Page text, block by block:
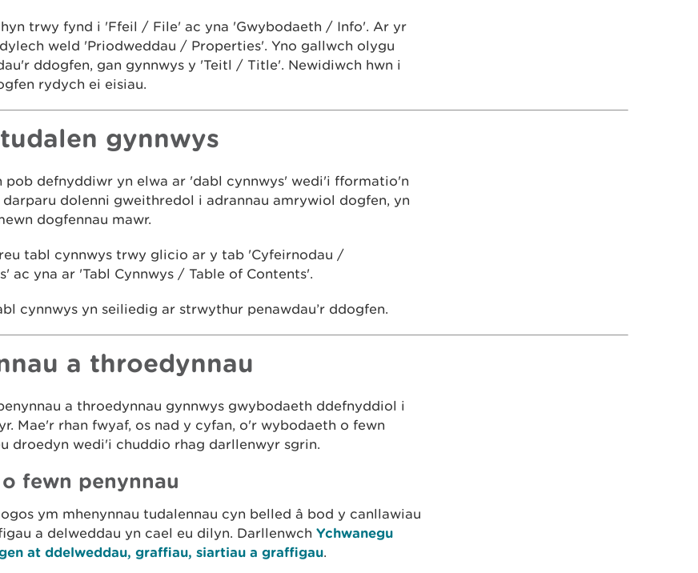
hyn trwy fynd i 'Ffeil / File' ac yna 'Gwybodaeth / Info'. Ar yr
weld 'Priodweddau / Properties'. Yno gallwch olygu
ddogfen, gan gynnwys y 'Teitl / Title'. Newidiwch hwn i
rydych ei eisiau.
gynnwys
pob defnyddiwr yn elwa ar 'dabl cynnwys' wedi'i fformatio'n
dolenni gweithredol i adrannau amrywiol dogfen, yn
dogfennau mawr.
tabl cynnwys trwy glicio ar y tab 'Cyfeirnodau /
ac yna ar 'Tabl Cynnwys / Table of Contents'.
cynnwys yn seiliedig ar strwythur penawdau’r ddogfen.
a throedynnau
a throedynnau gynnwys gwybodaeth ddefnyddiol i
Mae'r rhan fwyaf, os nad y cyfan, o'r wybodaeth o fewn
droedyn wedi'i chuddio rhag darllenwyr sgrin.
fewn penynnau
ym mhenynnau tudalennau cyn belled â bod y canllawiau
a delweddau yn cael eu dilyn. Darllenwch Ychwanegu
at ddelweddau, graffiau, siartiau a graffigau.